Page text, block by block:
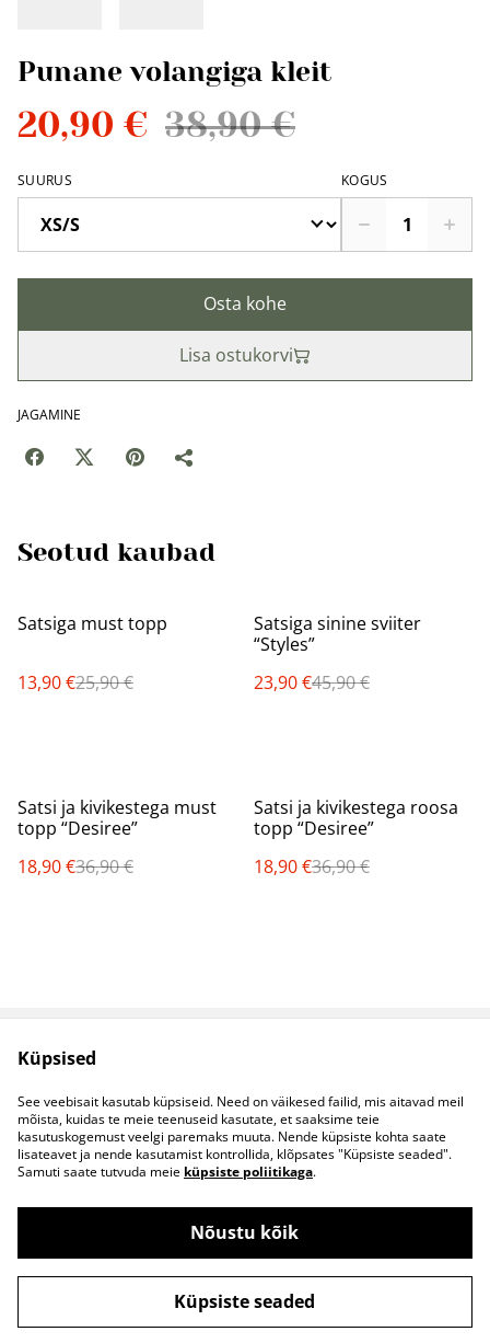
Punane volangiga kleit
20,90 € 38,90 €
SUURUS KOGUS
Osta kohe
Lisa ostukorvi
JAGAMINE
Seotud kaubad
%
Satsiga must topp
13,90 €25,90 €
%
Satsiga sinine sviiter
“Styles”
23,90 €45,90 €
%
Satsi ja kivikestega must
topp “Desiree”
18,90 €36,90 €
%
Satsi ja kivikestega roosa
topp “Desiree”
18,90 €36,90 €
Müügitingimused
Küpsised
Kontaktid
B2B koostöö
©2026S&S Riided
powered by
Küpsised
See veebisait kasutab küpsiseid. Need on väikesed failid, mis aitavad meil
mõista, kuidas te meie teenuseid kasutate, et saaksime teie
kasutuskogemust veelgi paremaks muuta. Nende küpsiste kohta saate
lisateavet ja nende kasutamist kontrollida, klõpsates "Küpsiste seaded".
Samuti saate tutvuda meie küpsiste poliitikaga.
Nõustu kõik
Küpsiste seaded